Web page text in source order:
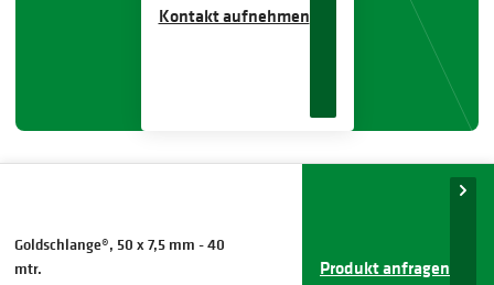
Kontakt aufnehmen
Goldschlange®, 50 x 7,5 mm - 40
mtr.
Produkt anfragen